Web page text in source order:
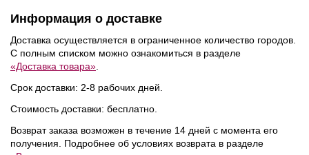
NEW NEW
Информация о доставке
Доставка осуществляется в ограниченное количество городов.
С полным списком можно ознакомиться в разделе
«Доставка товара»
Срок доставки: 2-8 рабочих дней.
Стоимость доставки: бесплатно.
Возврат заказа возможен в течение 14 дней с момента его
получения. Подробнее об условиях возврата в разделе